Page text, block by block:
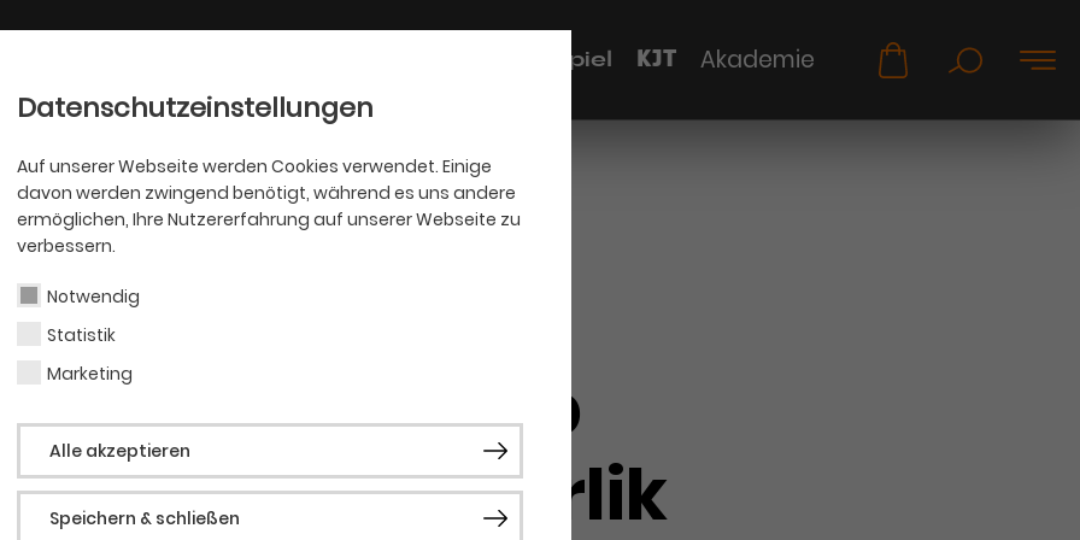
Datenschutzeinstellungen
Auf unserer Webseite werden Cookies verwendet. Einige
davon werden zwingend benötigt, während es uns andere
ermöglichen, Ihre Nutzererfahrung auf unserer Webseite zu
verbessern.
Notwendig
Statistik
Marketing
Alle akzeptieren
Speichern & schließen
Schauspiel KJT Akademie
Jakob
Feyferlik